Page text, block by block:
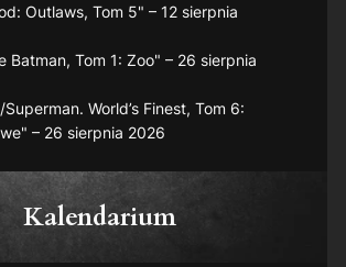
Outlaws, Tom 5" – 12 sierpnia
Batman, Tom 1: Zoo" – 26 sierpnia
World’s Finest, Tom 6:
– 26 sierpnia 2026
Kalendarium